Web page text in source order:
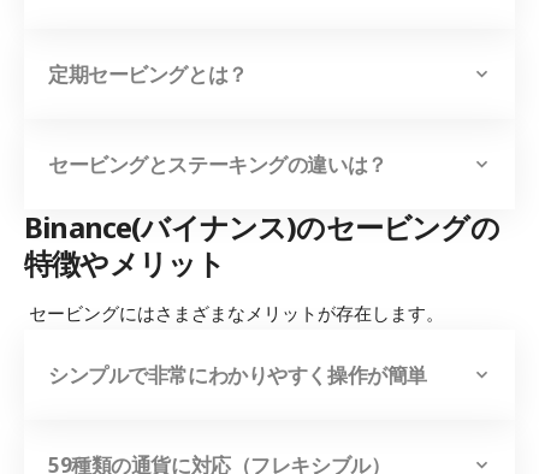
定期セービングとは？
セービングとステーキングの違いは？
Binance(バイナンス)のセービングの
特徴やメリット
セービングにはさまざまなメリットが存在します。
シンプルで非常にわかりやすく操作が簡単
59種類の通貨に対応（フレキシブル）